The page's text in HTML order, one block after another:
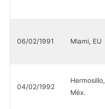
06/02/1991 Miami, EU
04/02/1992
Hermosillo,
Méx.